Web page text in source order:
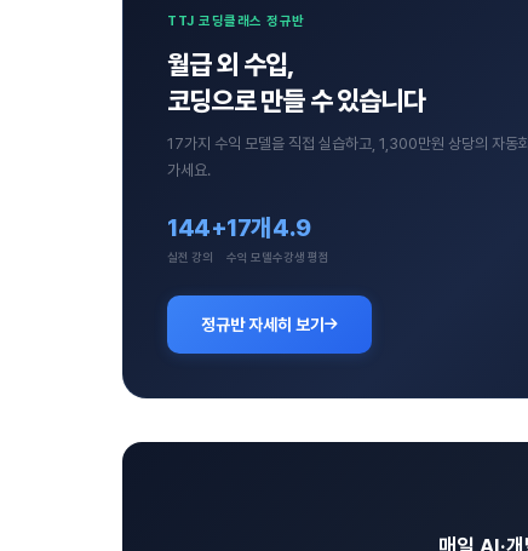
TTJ 코딩클래스 정규반
월급 외 수입,
코딩으로 만들 수 있습니다
17가지 수익 모델을 직접 실습하고, 1,300만원 상당의 자동
가세요.
144+
실전 강의
17개
수익 모델
4.9
수강생 평점
정규반 자세히 보기
매일 AI·